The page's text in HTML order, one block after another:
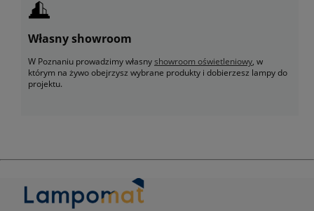
Własny showroom
W Poznaniu prowadzimy własnyshowroom oświetleniowy, w
którym na żywo obejrzysz wybrane produkty i dobierzesz lampy do
projektu.